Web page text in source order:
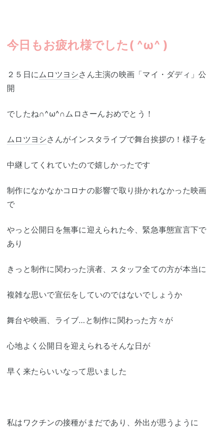
今日もお疲れ様でした( ^ω^ )
２５日に ムロツヨシさん主演の映画「マイ・ダディ」公
開
でしたね∩^ω^∩ムロさーんおめでとう！
ムロツヨシさんがインスタライブで舞台挨拶の！様子を
中継してくれていたので嬉しかったです
制作になかなかコロナの影響で取り掛かれなかった映画
で
やっと公開日を無事に迎えられた今、緊急事態宣言下で
あり
きっと制作に関わった演者、スタッフ全ての方が本当に
複雑な思いで宣伝をしていのではないでしょうか
舞台や映画、ライブ…と制作に関わった方々が
心地よく公開日を迎えられるそんな日が
早く来たらいいなって思いました
私はワクチンの接種がまだであり、外出が思うように